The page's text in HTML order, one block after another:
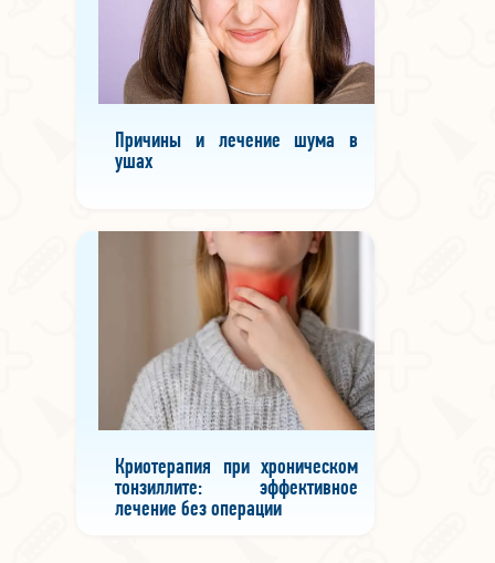
Причины и лечение шума в
ушах
Криотерапия при хроническом
тонзиллите: эффективное
лечение без операции